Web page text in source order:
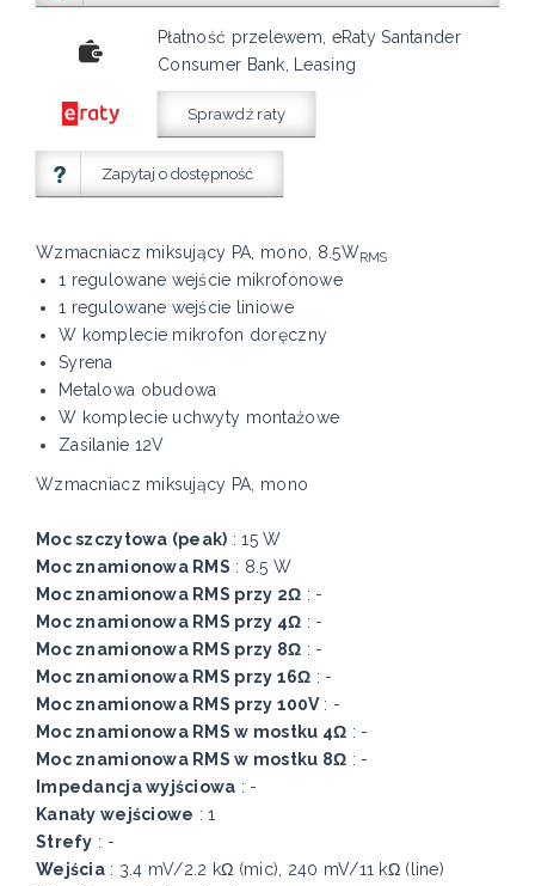
Płatność przelewem, eRaty Santander
Consumer Bank, Leasing
Sprawdź raty
Zapytaj o dostępność
Wzmacniacz miksujący PA, mono, 8.5WRMS
1 regulowane wejście mikrofonowe
1 regulowane wejście liniowe
W komplecie mikrofon doręczny
Syrena
Metalowa obudowa
W komplecie uchwyty montażowe
Zasilanie 12V
Wzmacniacz miksujący PA, mono
Moc szczytowa (peak) : 15 W
Moc znamionowa RMS : 8.5 W
Moc znamionowa RMS przy 2Ω : -
Moc znamionowa RMS przy 4Ω : -
Moc znamionowa RMS przy 8Ω : -
Moc znamionowa RMS przy 16Ω : -
Moc znamionowa RMS przy 100V: -
Moc znamionowa RMS w mostku 4Ω : -
Moc znamionowa RMS w mostku 8Ω : -
Impedancja wyjściowa : -
Kanały wejściowe : 1
Strefy : -
Wejścia: 3.4 mV/2.2 kΩ (mic), 240 mV/11 kΩ (line)